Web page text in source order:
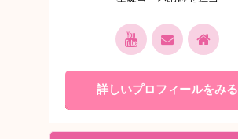
詳しいプロフィールをみる